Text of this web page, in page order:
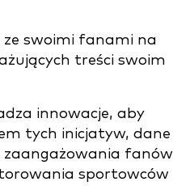
ze swoimi fanami na
treści swoim
innowacje, aby
tych inicjatyw, dane
zaangażowania
sportowców